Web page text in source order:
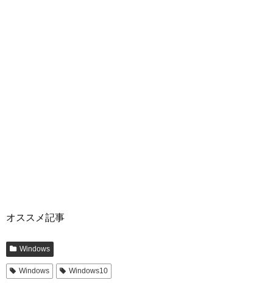
オススメ記事
Windows
Windows Windows10